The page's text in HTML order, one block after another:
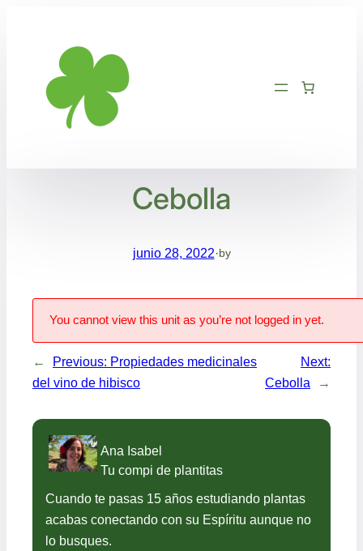
contenido
Cebolla
junio 28, 2022·by
You cannot view this unit as you’re not logged in yet.
← Previous: Propiedades medicinales
del vino de hibisco
Next:
Cebolla
→
Ana Isabel
Tu compi de plantitas
Cuando te pasas 15 años estudiando plantas
acabas conectando con su Espíritu aunque no
lo busques.